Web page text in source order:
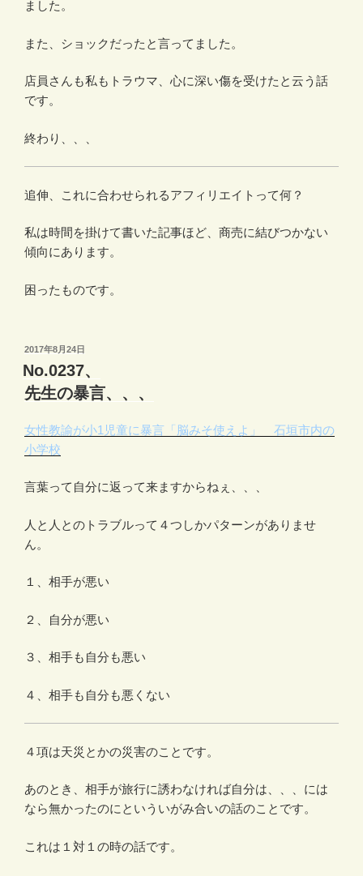
ました。
また、ショックだったと言ってました。
店員さんも私もトラウマ、心に深い傷を受けたと云う話
です。
終わり、、、
追伸、これに合わせられるアフィリエイトって何？
私は時間を掛けて書いた記事ほど、商売に結びつかない
傾向にあります。
困ったものです。
投
稿
日:
2017年8月24日
No.0237、
先生の暴言、、、
女性教諭が小1児童に暴言「脳みそ使えよ」 石垣市内の
小学校
言葉って自分に返って来ますからねぇ、、、
人と人とのトラブルって４つしかパターンがありませ
ん。
１、相手が悪い
２、自分が悪い
３、相手も自分も悪い
４、相手も自分も悪くない
４項は天災とかの災害のことです。
あのとき、相手が旅行に誘わなければ自分は、、、には
なら無かったのにといういがみ合いの話のことです。
これは１対１の時の話です。